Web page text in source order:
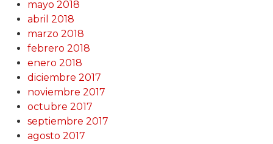
mayo 2018
abril 2018
marzo 2018
febrero 2018
enero 2018
diciembre 2017
noviembre 2017
octubre 2017
septiembre 2017
agosto 2017